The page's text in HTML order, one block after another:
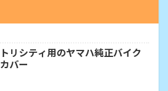
トリシティ用のヤマハ純正バイク
カバー